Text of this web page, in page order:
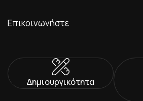
Επικοινωνήστε
Δημιουργικότητα